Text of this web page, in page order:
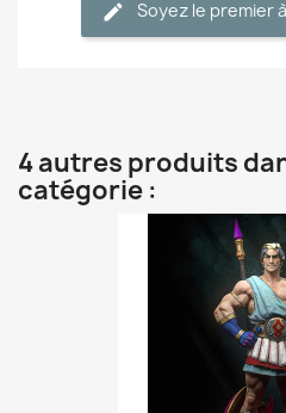
Soyez le premier
4 autres produits
catégorie :